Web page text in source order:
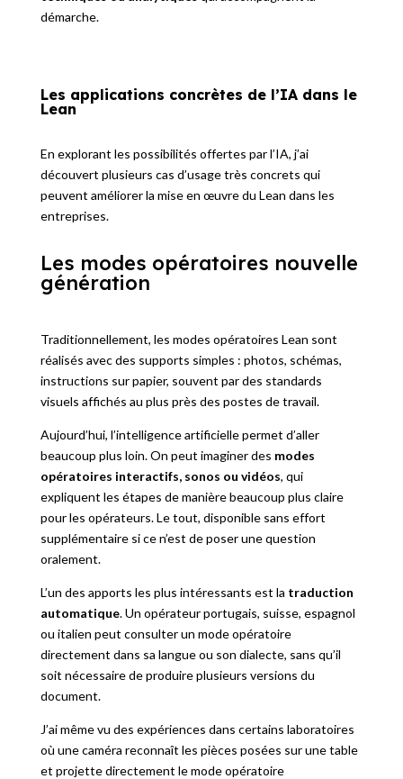
démarche.
Les applications concrètes de l’IA dans le
Lean
En explorant les possibilités offertes par l’IA, j’ai
découvert plusieurs cas d’usage très concrets qui
peuvent améliorer la mise en œuvre du Lean dans les
entreprises.
Les modes opératoires nouvelle
génération
Traditionnellement, les modes opératoires Lean sont
réalisés avec des supports simples : photos, schémas,
instructions sur papier, souvent par des standards
visuels affichés au plus près des postes de travail.
Aujourd’hui, l’intelligence artificielle permet d’aller
beaucoup plus loin. On peut imaginer des modes
opératoires interactifs, sonos ou vidéos, qui
expliquent les étapes de manière beaucoup plus claire
pour les opérateurs. Le tout, disponible sans effort
supplémentaire si ce n’est de poser une question
oralement.
L’un des apports les plus intéressants est la traduction
automatique. Un opérateur portugais, suisse, espagnol
ou italien peut consulter un mode opératoire
directement dans sa langue ou son dialecte, sans qu’il
soit nécessaire de produire plusieurs versions du
document.
J’ai même vu des expériences dans certains laboratoires
où une caméra reconnaît les pièces posées sur une table
et projette directement le mode opératoire